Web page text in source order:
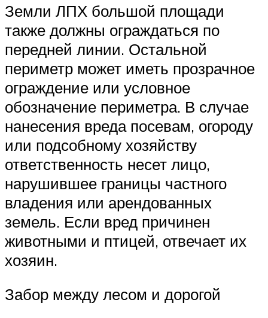
Земли ЛПХ большой площади
также должны ограждаться по
передней линии. Остальной
периметр может иметь прозрачное
ограждение или условное
обозначение периметра. В случае
нанесения вреда посевам, огороду
или подсобному хозяйству
ответственность несет лицо,
нарушившее границы частного
владения или арендованных
земель. Если вред причинен
животными и птицей, отвечает их
хозяин.
Забор между лесом и дорогой